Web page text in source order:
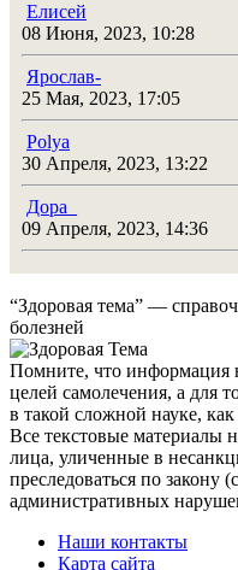
Елисей
08 Июня, 2023, 10:28
Ярослав-
25 Мая, 2023, 17:05
Polya
30 Апреля, 2023, 13:22
Дора_
09 Апреля, 2023, 14:36
“Здоровая тема” —
болезней
Помните, что информация
целей самолечения, а для
в такой сложной науке,
Все текстовые материалы
лица, уличенные в
преследоваться по закону
административных
Наши контакты
Карта сайта